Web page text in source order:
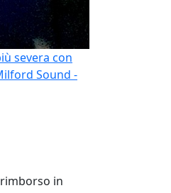
severa con
Sound -
in